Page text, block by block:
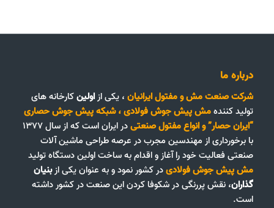
درباره ما
شرکت صنعت مش و مفتول ایرانیان، یکی ازاولینکارخانه های
تولید کنندهمش پیش جوش فولادی،شبکه پیش جوش حصاری
“ایران حصار”وانواع مفتول صنعتی
در ایران است که از سال ۱۳۷۷
با برخورداری از مهندسین مجرب در عرصه طراحی ماشین آلات
صنعتی فعالیت خود را آغاز و اقدام به ساخت اولین دستگاه تولید
مش پیش جوش فولادیدر کشور نمود و به عنوان یکی ازبنیان
گذاران، نقش پررنگی در شکوفا کردن این صنعت در کشور داشته
است.